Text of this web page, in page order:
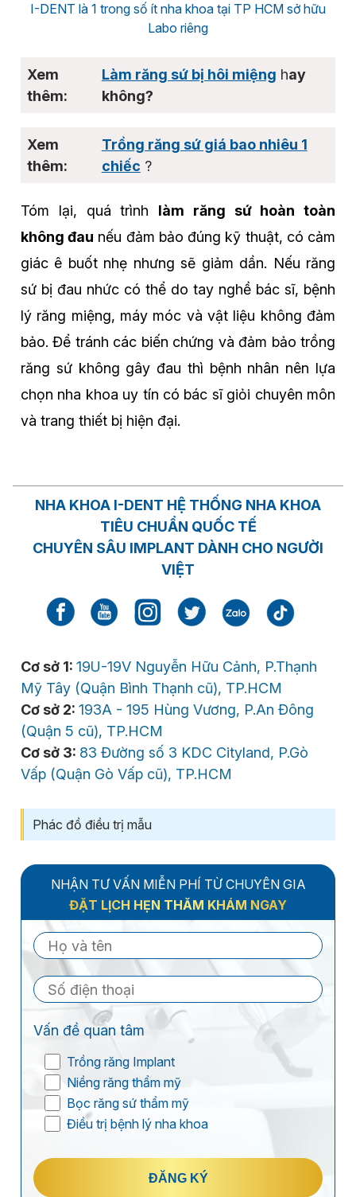
I-DENT là 1 trong số ít nha khoa tại TP HCM sở hữu
Labo riêng
Làm răng sứ bị hôi miệng hay
không?
Trồng răng sứ giá bao nhiêu 1
chiếc ?
Tóm lại, quá trình làm răng sứ hoàn toàn
không đau nếu đảm bảo đúng kỹ thuật, có cảm
giác ê buốt nhẹ nhưng sẽ giảm dần. Nếu răng
sứ bị đau nhức có thể do tay nghề bác sĩ, bệnh
lý răng miệng, máy móc và vật liệu không đảm
bảo. Để tránh các biến chứng và đảm bảo trồng
răng sứ không gây đau thì bệnh nhân nên lựa
chọn nha khoa uy tín có bác sĩ giỏi chuyên môn
và trang thiết bị hiện đại.
NHA KHOA I-DENT HỆ THỐNG NHA KHOA
TIÊU CHUẨN QUỐC TẾ
CHUYÊN SÂU IMPLANT DÀNH CHO NGƯỜI
VIỆT
Cơ sở 1: 19U-19V Nguyễn Hữu Cảnh, P.Thạnh
Mỹ Tây (Quận Bình Thạnh cũ), TP.HCM
Cơ sở 2: 193A - 195 Hùng Vương, P.An Đông
(Quận 5 cũ), TP.HCM
Cơ sở 3: 83 Đường số 3 KDC Cityland, P.Gò
Vấp (Quận Gò Vấp cũ), TP.HCM
Phác đồ điều trị mẫu
NHẬN TƯ VẤN MIỄN PHÍ TỪ CHUYÊN GIA
ĐẶT LỊCH HẸN THĂM KHÁM NGAY
Vấn đề quan tâm
Trồng răng Implant
Niềng răng thẩm mỹ
Bọc răng sứ thẩm mỹ
Điều trị bệnh lý nha khoa
ĐĂNG KÝ